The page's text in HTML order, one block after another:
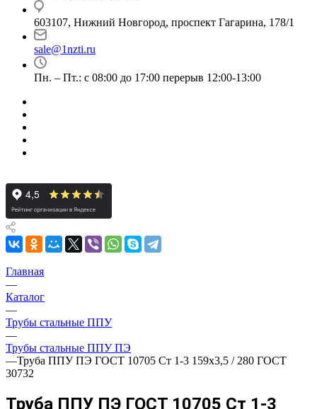
603107, Нижний Новгород, проспект Гагарина, 178/1
sale@1nzti.ru
Пн. – Пт.: с 08:00 до 17:00 перерыв 12:00-13:00
Главная
—
Каталог
—
Трубы стальные ППУ
—
Трубы стальные ППУ ПЭ
—Труба ППУ ПЭ ГОСТ 10705 Ст 1-3 159x3,5 / 280 ГОСТ
30732
Труба ППУ ПЭ ГОСТ 10705 Ст 1-3